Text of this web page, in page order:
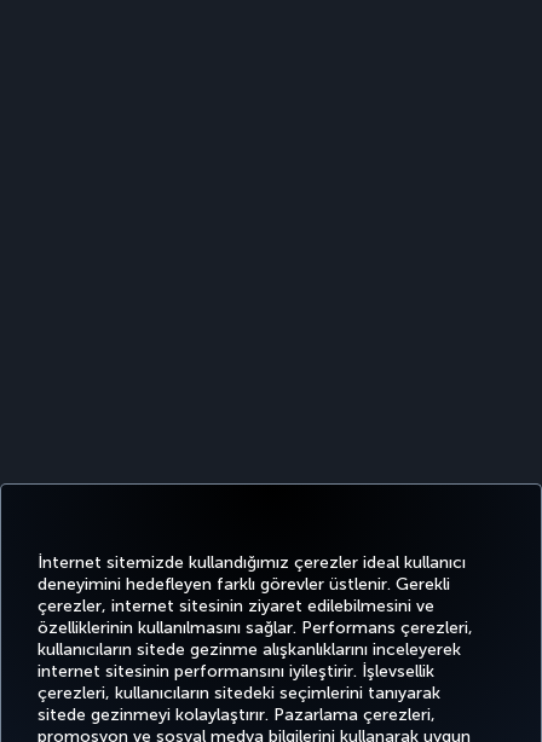
İnternet sitemizde kullandığımız çerezler ideal kullanıcı
deneyimini hedefleyen farklı görevler üstlenir. Gerekli
çerezler, internet sitesinin ziyaret edilebilmesini ve
özelliklerinin kullanılmasını sağlar. Performans çerezleri,
kullanıcıların sitede gezinme alışkanlıklarını inceleyerek
internet sitesinin performansını iyileştirir. İşlevsellik
çerezleri, kullanıcıların sitedeki seçimlerini tanıyarak
sitede gezinmeyi kolaylaştırır. Pazarlama çerezleri,
promosyon ve sosyal medya bilgilerini kullanarak uygun
TwitterFacebook
Instagram
YoutubeLinkedIn
TiktokBlogPinterest
BİLET
AL VE
DENEYİM
FIRSATLAR
VE UÇUŞ
YARDIM
TURKISH
AIRLINES
MILES&SMILES